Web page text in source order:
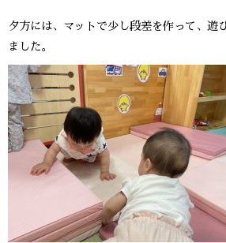
夕方には、マットで少し段差を作って、遊
ました。